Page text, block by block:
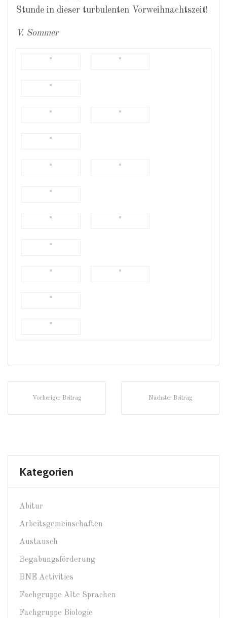
Stunde in dieser turbulenten Vorweihnachtszeit!
V. Sommer
Vorheriger Beitrag Nächster Beitrag
Kategorien
Abitur
Arbeitsgemeinschaften
Austausch
Begabungsförderung
BNE Activities
Fachgruppe Alte Sprachen
Fachgruppe Biologie